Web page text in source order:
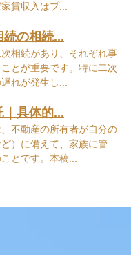
賃収入はプ...
続の相続...
相続があり、それぞれ事
とが重要です。特に二次
れが発生し...
｜具体的...
不動産の所有者が自分の
）に備えて、家族に管
とです。本稿...